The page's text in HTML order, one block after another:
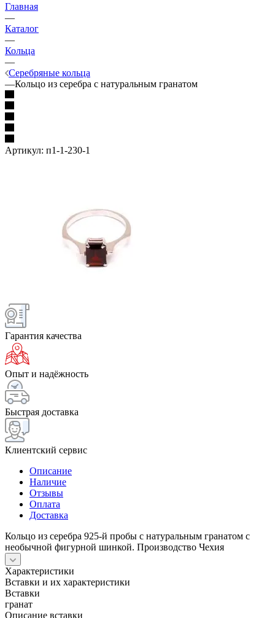
Главная
—
Каталог
—
Кольца
—
Серебряные кольца
—Кольцо из серебра с натуральным гранатом
Артикул: п1-1-230-1
Гарантия качества
Опыт и надёжность
Быстрая доставка
Клиентский сервис
Описание
Наличие
Отзывы
Оплата
Доставка
Кольцо из серебра 925-й пробы с натуральным гранатом с
необычной фигурной шинкой. Производство Чехия
Характеристики
Вставки и их характеристики
Вставки
гранат
Описание вставки